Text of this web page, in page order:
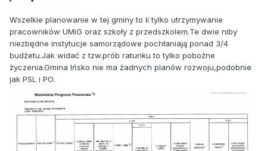
Wszelkie planowanie w tej gminy to li tylko utrzymywanie
pracowników UMiG oraz szkoły z przedszkolem.Te dwie niby
niezbędne instytucje samorządowe pochłaniają ponad 3/4
budżetu.Jak widać z tzw.prób ratunku to tylko pobożne
życzenia.Gmina Ińsko nie ma żadnych planów rozwoju,podobnie
jak PSL i PO.